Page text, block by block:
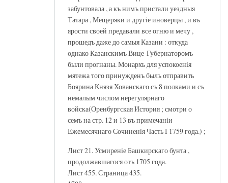
забунтовала , а къ нимъ пристали уездныя
Татара , Мещеряки и другiе иноверцы , и въ
ярости своей предавали все огню и мечу ,
прошедъ даже до самыя Казани : откуда
однако Казанскимъ Вице-Губернаторомъ
были прогнаны. Монархъ для успокоенiя
мятежа того принужденъ былъ отправить
Боярина Князя Хованскаго съ 8 полками и съ
немалым числом нерегулярнаго
войска(Оренбургская История ; смотри о
семъ на стр. 12 и 13 въ примечанiи
Ежемесячнаго Сочиненiя Часть I 1759 года.) ;
Лист 21. Усмиренiе Башкирскаго бунта ,
продолжавшагося отъ 1705 года.
Лист 455. Страница 435.